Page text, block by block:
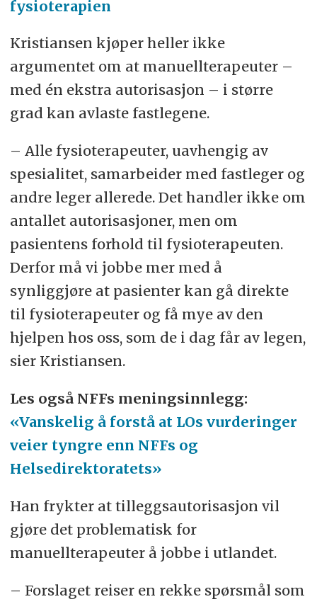
fysioterapien
Kristiansen kjøper heller ikke
argumentet om at manuellterapeuter –
med én ekstra autorisasjon – i større
grad kan avlaste fastlegene.
– Alle fysioterapeuter, uavhengig av
spesialitet, samarbeider med fastleger og
andre leger allerede. Det handler ikke om
antallet autorisasjoner, men om
pasientens forhold til fysioterapeuten.
Derfor må vi jobbe mer med å
synliggjøre at pasienter kan gå direkte
til fysioterapeuter og få mye av den
hjelpen hos oss, som de i dag får av legen,
sier Kristiansen.
Les også NFFs meningsinnlegg:
«Vanskelig å forstå at LOs vurderinger
veier tyngre enn NFFs og
Helsedirektoratets»
Han frykter at tilleggsautorisasjon vil
gjøre det problematisk for
manuellterapeuter å jobbe i utlandet.
– Forslaget reiser en rekke spørsmål som